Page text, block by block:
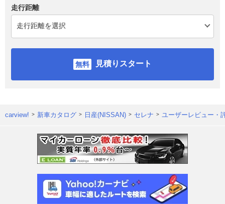
走行距離
見積りスタート
carview! 新車カタログ 日産(NISSAN) セレナ ユーザーレビュー・